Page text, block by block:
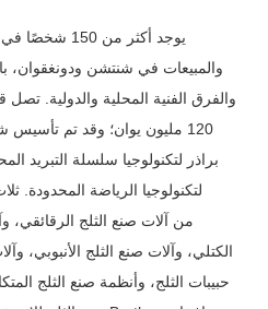
يوجد أكثر من
والمبيعات في شنتشن ودونغقوان،
والفرق الفنية المحلية والدولية. تصل
120 مليون يوان؛ وقد تم
براذر لتكنولوجيا سلسلة التبريد
لتكنولوجيا الرياضة المحدودة.
الكتلي، وآلات صنع الثلج الأنبوبي،
حبيبات الثلج، وأنظمة صنع الثلج